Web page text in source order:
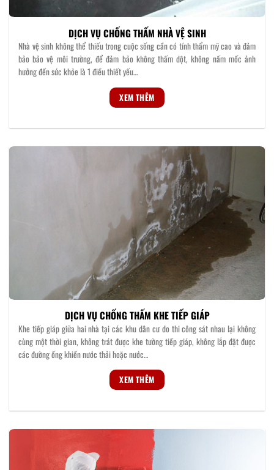
DỊCH VỤ CHỐNG THẤM NHÀ VỆ SINH
Nhà vệ sinh không thể thiếu trong cuộc sống cần có tính thẩm mỹ cao và đảm
bảo bảo vệ môi trường, để đảm bảo không thấm dột, không nấm mốc ảnh
hưởng đến sức khỏe là 1 điều thiết yếu…
XEM THÊM
DỊCH VỤ CHỐNG THẤM KHE TIẾP GIÁP
Khe tiếp giáp giữa hai nhà tại các khu dân cư do thi công sát nhau lại không
cùng một thời gian, không trát được khe tường tiếp giáp, không lắp đặt được
các đường ống khiến nước thải hoặc nước…
XEM THÊM